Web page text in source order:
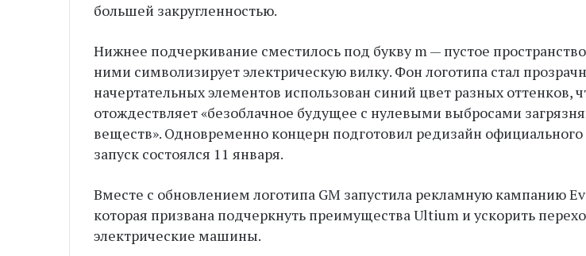
большей закругленностью.
Нижнее подчеркивание сместилось под букву m — пустое
ними символизирует электрическую вилку. Фон логотипа стал
начертательных элементов использован синий цвет разных оттенков,
отождествляет «безоблачное будущее с нулевыми выбросами
веществ». Одно­временно концерн подготовил редизайн официаль­ного
запуск состоялся 11 января.
Вместе с обновлением логотипа GM запустила рекламную кампанию
которая призвана подчеркнуть преимущества Ultium и ускорить
электрические машины.